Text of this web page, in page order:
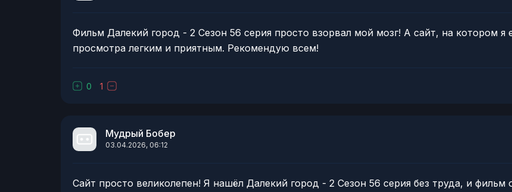
Фильм Далекий город - 2 Сезон 56 серия просто взорвал мой мозг! А сайт, на котором я
просмотра легким и приятным. Рекомендую всем!
0 1
Мудрый Бобер
03.04.2026, 06:12
Сайт просто великолепен! Я нашёл Далекий город - 2 Сезон 56 серия без труда, и фильм